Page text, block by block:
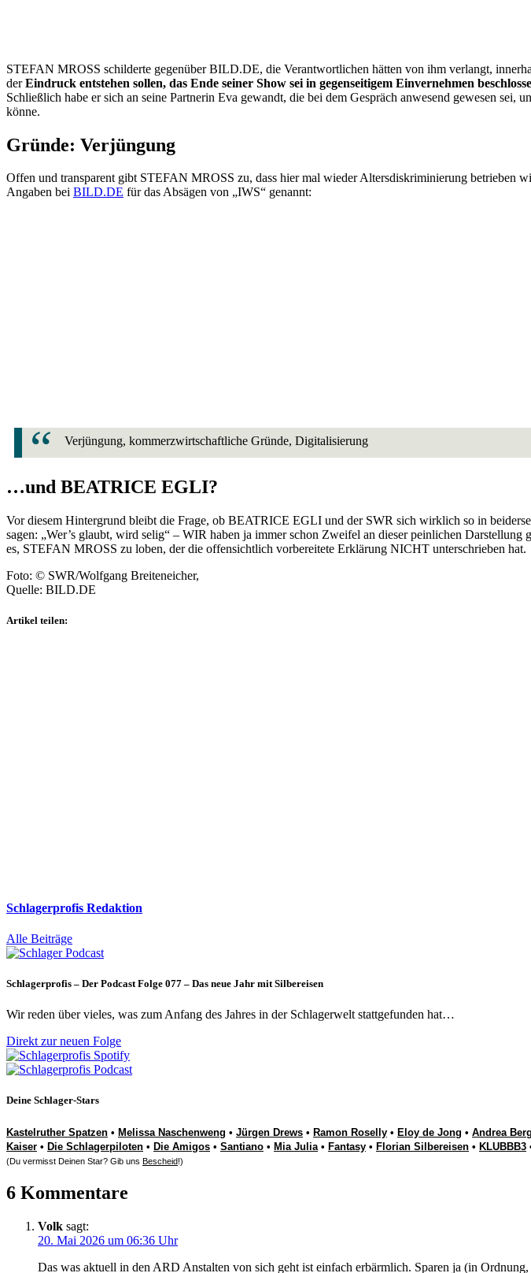
STEFAN MROSS schilderte gegenüber BILD.DE, die Verantwortlichen hätten von ihm verlangt,
derEindruck entstehen sollen, das Ende seiner Show sei in gegenseitigem Einvernehmen
Schließlich habe er sich an seine Partnerin Eva gewandt, die bei dem Gespräch anwesend gewesen
könne.
Gründe: Verjüngung
Offen und transparent gibt STEFAN MROSS zu, dass hier mal wieder Altersdiskriminierung betrieben
Angaben bei BILD.DE für das Absägen von „IWS“ genannt:
Verjüngung, kommerzwirtschaftliche Gründe, Digitalisierung
…und BEATRICE EGLI?
Vor diesem Hintergrund bleibt die Frage, ob BEATRICE EGLI und der SWR sich wirklich so in
sagen: „Wer’s glaubt, wird selig“ – WIR haben ja immer schon Zweifel an dieser peinlichen
es, STEFAN MROSS zu loben, der die offensichtlich vorbereitete Erklärung NICHT unterschrieben hat.
Foto: © SWR/Wolfgang Breiteneicher,
Quelle: BILD.DE
Artikel teilen:
Schlagerprofis Redaktion
Alle Beiträge
Schlagerprofis – Der Podcast Folge 077 – Das neue Jahr mit Silbereisen
Wir reden über vieles, was zum Anfang des Jahres in der Schlagerwelt stattgefunden hat…
Direkt zur neuen Folge
Deine Schlager-Stars
Kastelruther Spatzen • Melissa Naschenweng • Jürgen Drews • Ramon Roselly • Eloy de Jong • Andrea Berg
Kaiser • Die Schlagerpiloten • Die Amigos • Santiano • Mia Julia • Fantasy • Florian Silbereisen • KLUBBB3
(Du vermisst Deinen Star? Gib uns Bescheid!)
6 Kommentare
Volk sagt:
20. Mai 2026 um 06:36 Uhr
Das was aktuell in den ARD Anstalten von sich geht ist einfach erbärmlich. Sparen ja (in